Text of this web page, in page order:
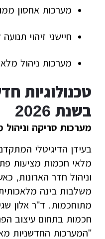
מערכות אחסון
חיישני זיהוי
מערכות ניהול
טכנולוגיות
בשנת 2026
מערכות סריקה וניהול
בעידן הדיגיטלי
מלאי חכמות מציעות
וניהול חדר הארונות,
משלבות בינה
מתוחכמות. ד"ר אלון
חכמות בתחום עיצוב
"המערכות החדשניות